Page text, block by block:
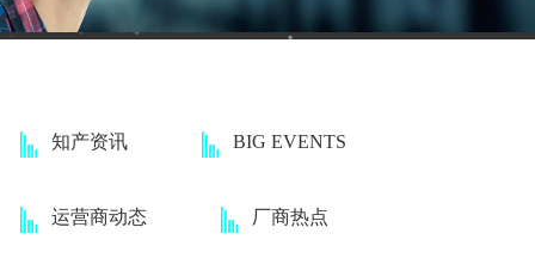
知产资讯 BIG EVENTS
运营商动态 厂商热点